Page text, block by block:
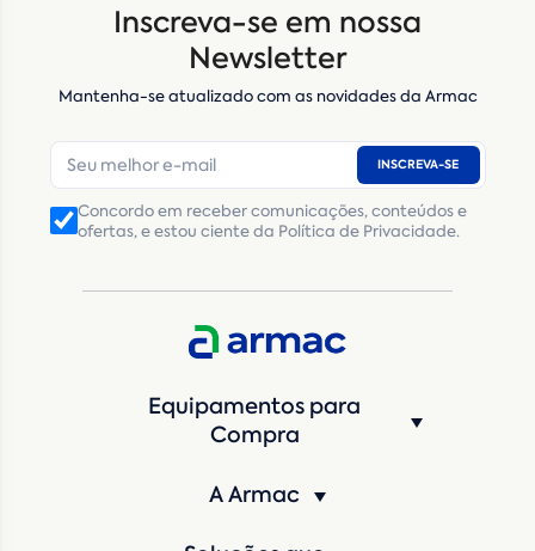
Inscreva-se em nossa
Newsletter
Mantenha-se atualizado com as novidades da Armac
INSCREVA-SE
Concordo em receber comunicações, conteúdos e
ofertas, e estou ciente da Política de Privacidade.
Equipamentos para
Compra
A Armac